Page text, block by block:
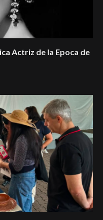
Actriz de la Epoca de